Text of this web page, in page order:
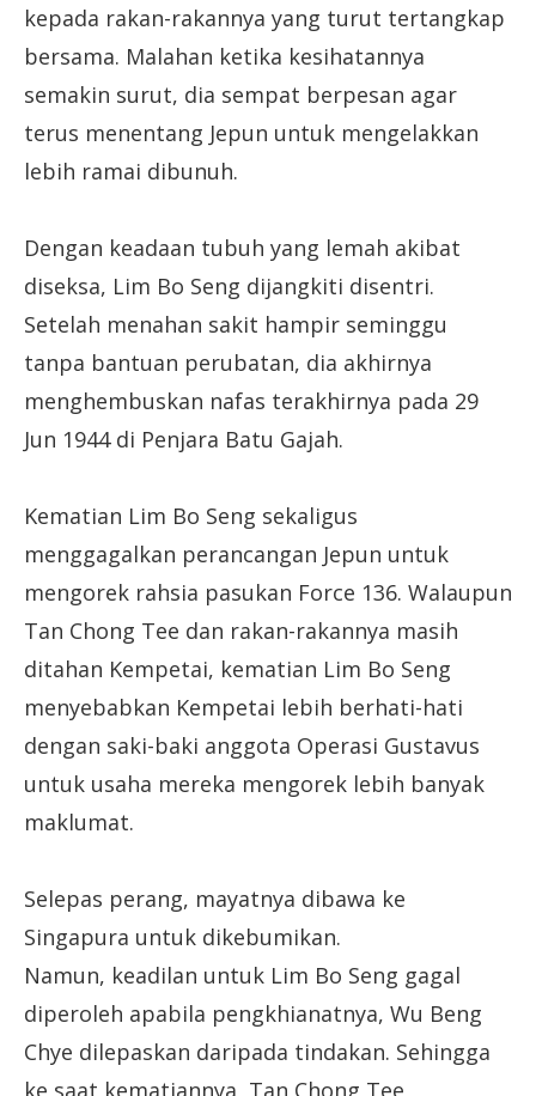
kepada rakan-rakannya yang turut tertangkap
bersama. Malahan ketika kesihatannya
semakin surut, dia sempat berpesan agar
terus menentang Jepun untuk mengelakkan
lebih ramai dibunuh.
Dengan keadaan tubuh yang lemah akibat
diseksa, Lim Bo Seng dijangkiti disentri.
Setelah menahan sakit hampir seminggu
tanpa bantuan perubatan, dia akhirnya
menghembuskan nafas terakhirnya pada 29
Jun 1944 di Penjara Batu Gajah.
Kematian Lim Bo Seng sekaligus
menggagalkan perancangan Jepun untuk
mengorek rahsia pasukan Force 136. Walaupun
Tan Chong Tee dan rakan-rakannya masih
ditahan Kempetai, kematian Lim Bo Seng
menyebabkan Kempetai lebih berhati-hati
dengan saki-baki anggota Operasi Gustavus
untuk usaha mereka mengorek lebih banyak
maklumat.
Selepas perang, mayatnya dibawa ke
Singapura untuk dikebumikan.
Namun, keadilan untuk Lim Bo Seng gagal
diperoleh apabila pengkhianatnya, Wu Beng
Chye dilepaskan daripada tindakan. Sehingga
ke saat kematiannya, Tan Chong Tee